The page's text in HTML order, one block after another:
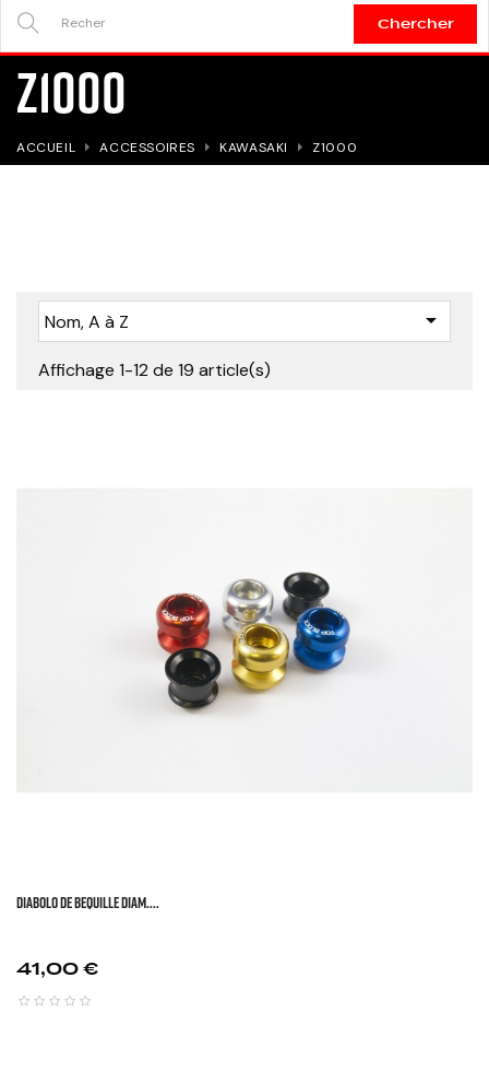
Chercher
Z1000
ACCUEIL ACCESSOIRES KAWASAKI Z1000
Nom, A à Z 
Affichage 1-12 de 19 article(s)
DIABOLO DE BEQUILLE DIAM....
Prix
41,00 €